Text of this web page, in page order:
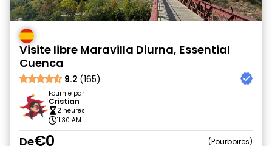
Visite libre Maravilla Diurna, Essential
Cuenca
9.2 (165)
Fournie par
Cristian
2 heures
11:30 AM
De€0 Pourboires